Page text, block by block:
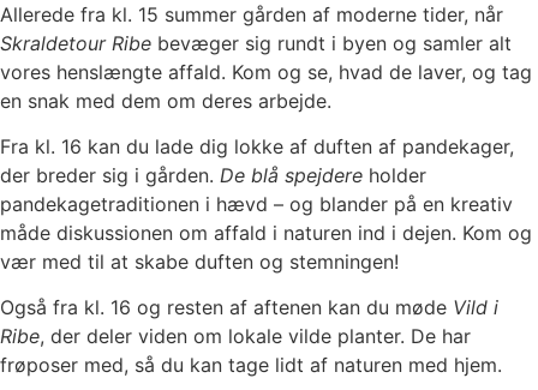
Allerede fra kl. 15 summer gården af moderne tider, når
Skraldetour Ribe bevæger sig rundt i byen og samler alt
vores henslængte affald. Kom og se, hvad de laver, og tag
en snak med dem om deres arbejde.
Fra kl. 16 kan du lade dig lokke af duften af pandekager,
der breder sig i gården. De blå spejdere holder
pandekagetraditionen i hævd – og blander på en kreativ
måde diskussionen om affald i naturen ind i dejen. Kom og
vær med til at skabe duften og stemningen!
Også fra kl. 16 og resten af aftenen kan du møde Vild i
Ribe, der deler viden om lokale vilde planter. De har
frøposer med, så du kan tage lidt af naturen med hjem.